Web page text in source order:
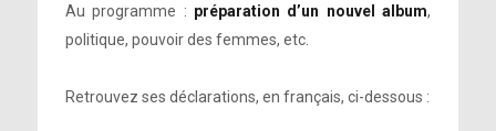
Au programme : préparation d’un nouvel album,
politique, pouvoir des femmes, etc.
Retrouvez ses déclarations, en français, ci-dessous :